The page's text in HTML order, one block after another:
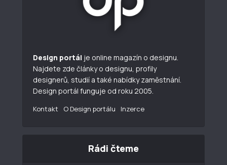
Design portál je online magazín o designu.
Najdete zde články o designu, profily
designerů, studií a také nabídky zaměstnání.
Design portál funguje od roku 2005.
Kontakt O Design portálu Inzerce
Rádi čteme